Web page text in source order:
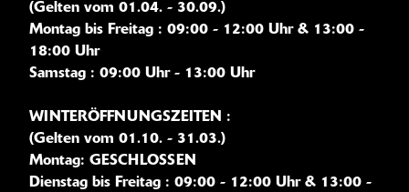
(Gelten vom 01.04. - 30.09.)
Montag bis Freitag : 09:00 - 12:00 Uhr & 13:00 -
18:00 Uhr
Samstag : 09:00 Uhr - 13:00 Uhr
WINTERÖFFNUNGSZEITEN :
(Gelten vom 01.10. - 31.03.)
Montag: GESCHLOSSEN
Dienstag bis Freitag : 09:00 - 12:00 Uhr & 13:00 -